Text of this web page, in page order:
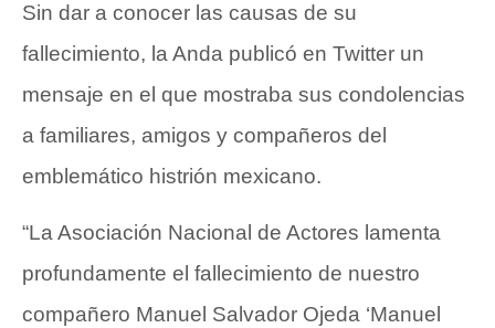
Sin dar a conocer las causas de su
fallecimiento, la Anda publicó en Twitter un
mensaje en el que mostraba sus condolencias
a familiares, amigos y compañeros del
emblemático histrión mexicano.
“La Asociación Nacional de Actores lamenta
profundamente el fallecimiento de nuestro
compañero Manuel Salvador Ojeda ‘Manuel